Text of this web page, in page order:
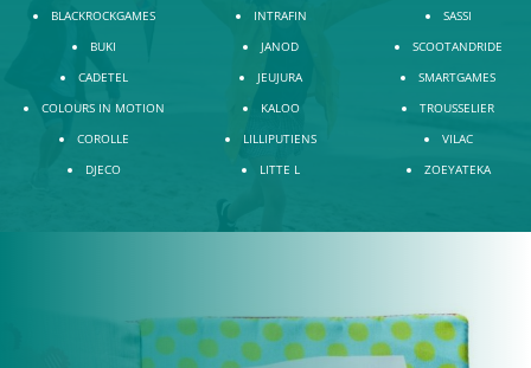
BLACKROCKGAMES
BUKI
CADETEL
COLOURS IN MOTION
COROLLE
DJECO
INTRAFIN
JANOD
JEUJURA
KALOO
LILLIPUTIENS
LITTE L
SASSI
SCOOTANDRIDE
SMARTGAMES
TROUSSELIER
VILAC
ZOEYATEKA